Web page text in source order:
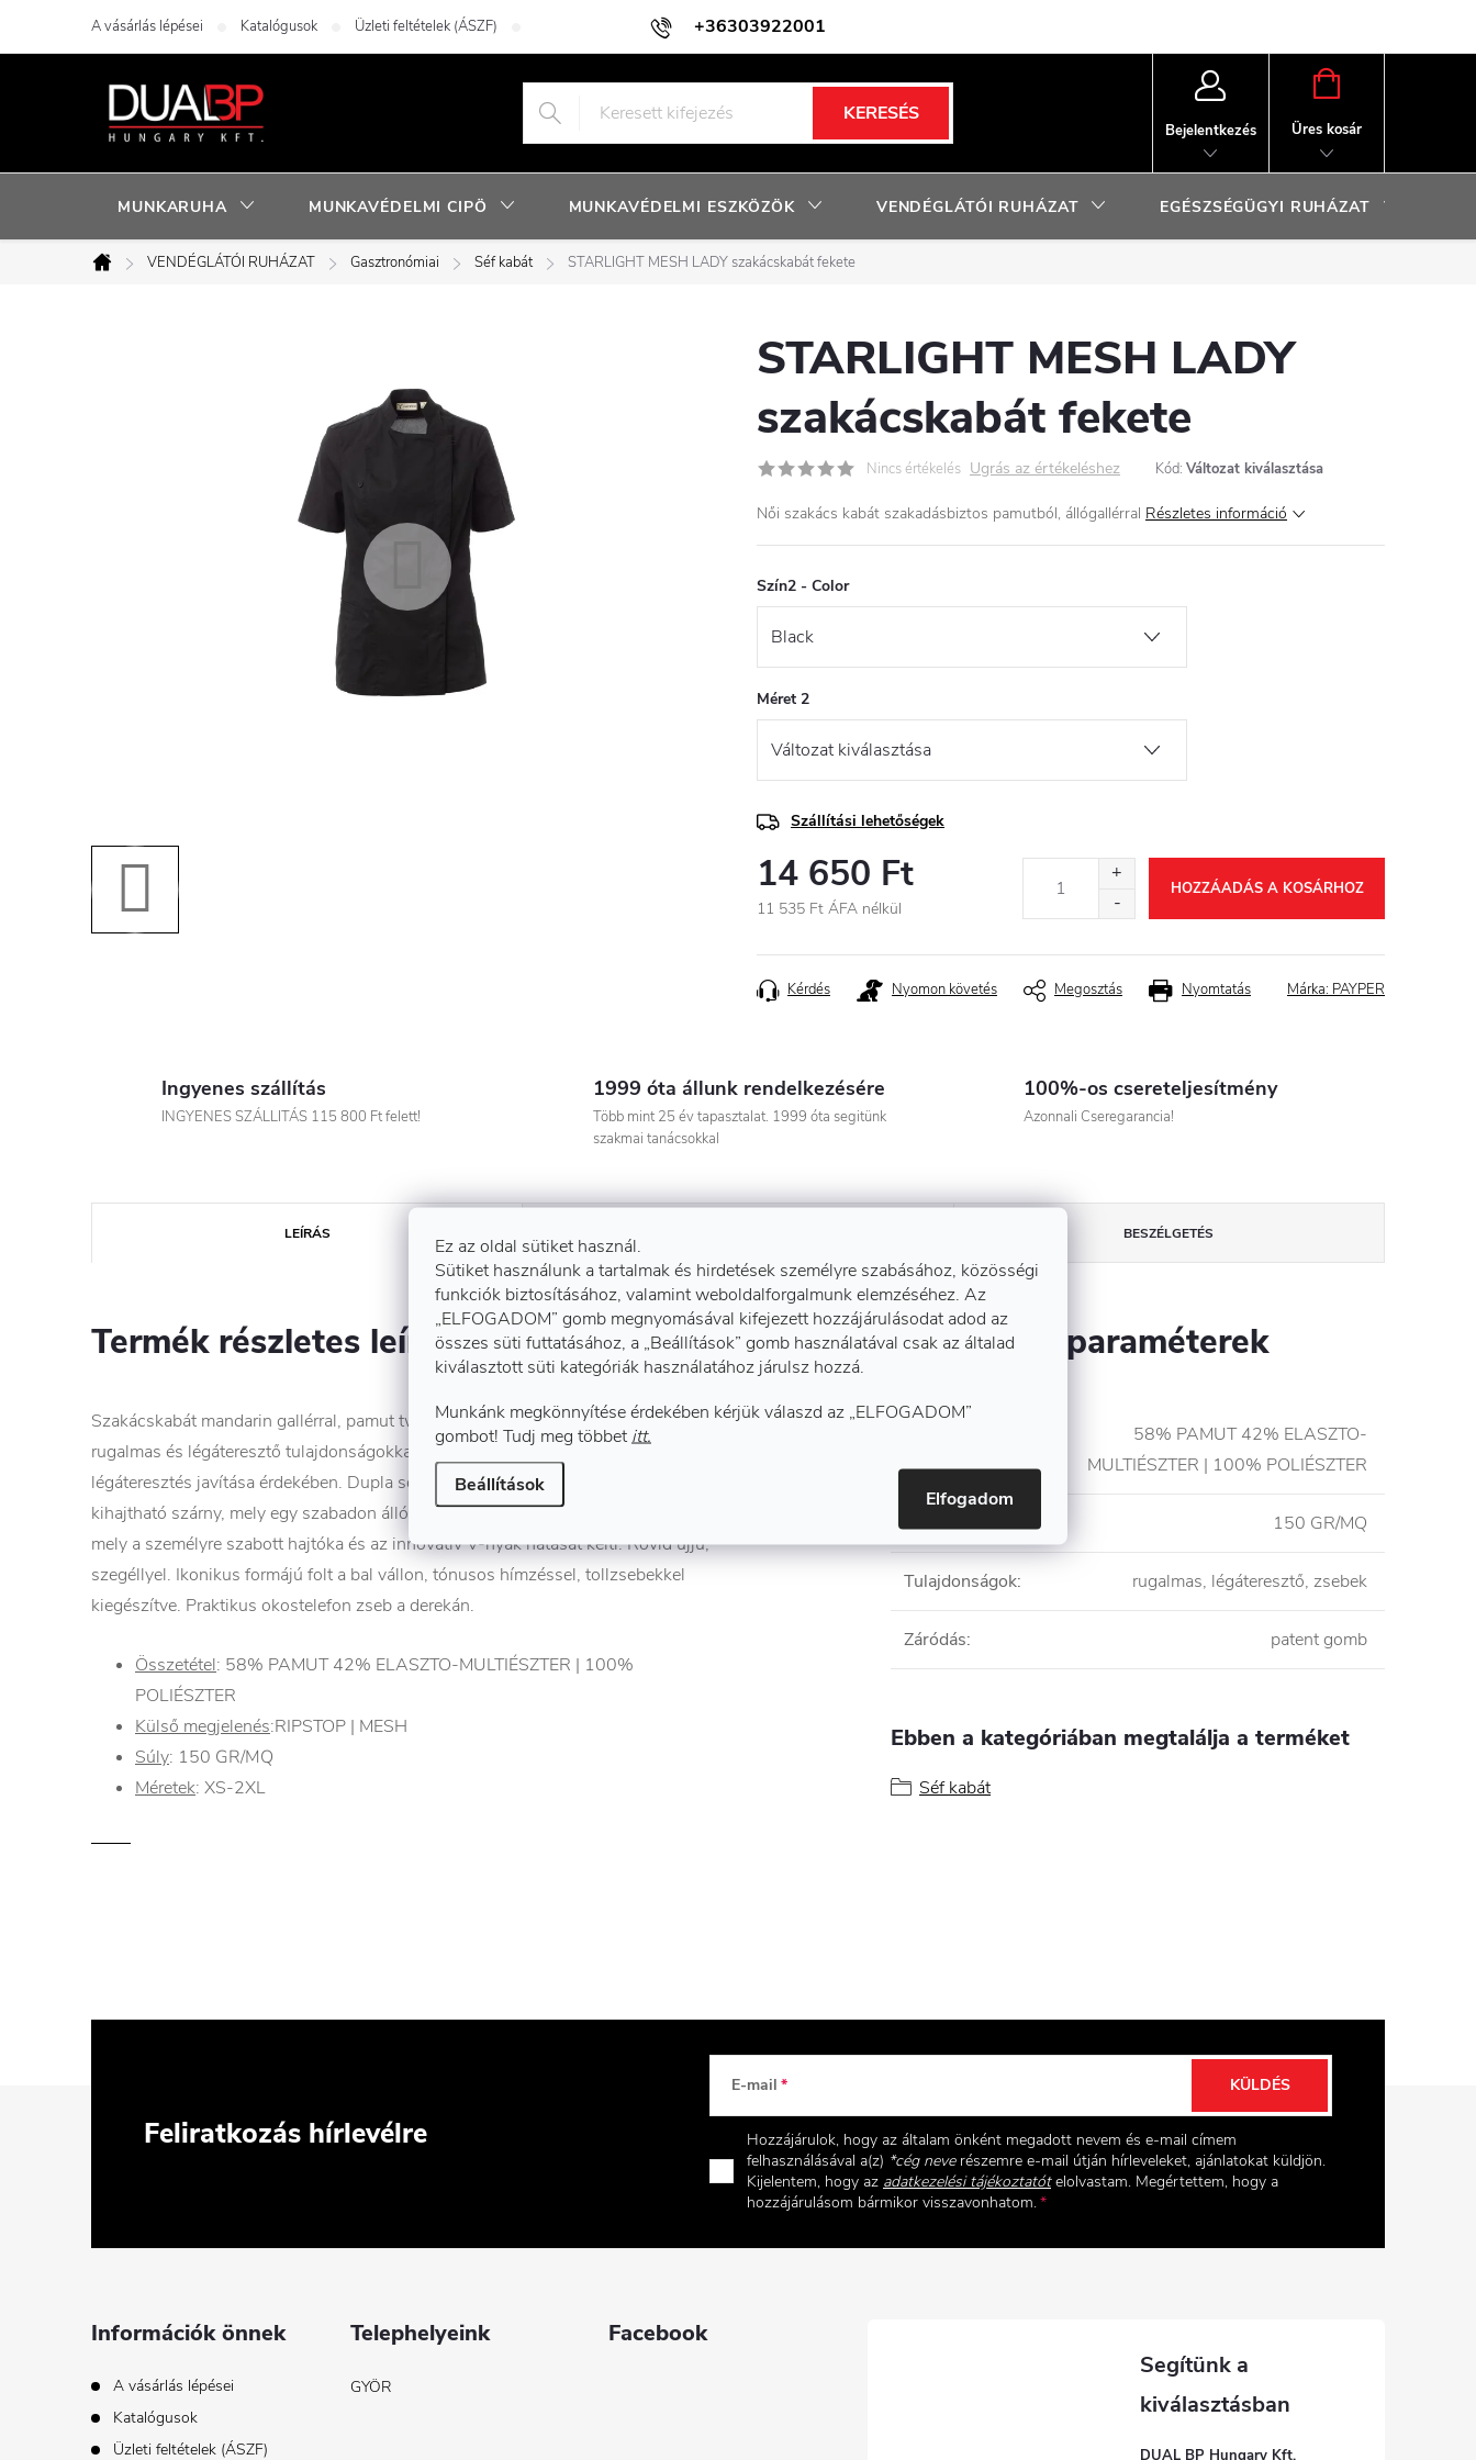
Ez az oldal sütiket használ.
Sütiket használunk a tartalmak és hirdetések személyre szabásához, közösségi
funkciók biztosításához, valamint weboldalforgalmunk elemzéséhez. Az
„ELFOGADOM” gomb megnyomásával kifejezett hozzájárulásodat adod az
összes süti futtatásához, a „Beállítások” gomb használatával csak az általad
kiválasztott süti kategóriák használatához járulsz hozzá.
Munkánk megkönnyítése érdekében kérjük válaszd az „ELFOGADOM”
gombot! Tudj meg többet itt.
Beállítások
Elfogadom
+36303922001
A vásárlás lépései Katalógusok Üzleti feltételek (ÁSZF) Adatkezelési tájékoztató Facebook nyereményjáték szabályzat
KERESÉS
Bejelentkezés
KOSÁR
Üres kosár
MUNKARUHA MUNKAVÉDELMI CIPÖ MUNKAVÉDELMI ESZKÖZÖK VENDÉGLÁTÓI RUHÁZAT EGÉSZSÉGÜGYI RUHÁZAT
Kezdőlap
VENDÉGLÁTÓI RUHÁZAT Gasztronómiai Séf kabát STARLIGHT MESH LADY szakácskabát fekete
STARLIGHT MESH LADY
szakácskabát fekete
Nincs értékelés Ugrás az értékeléshez Kód: Változat kiválasztása
Női szakács kabát szakadásbiztos pamutból, állógallérral Részletes információ
Szín2 - Color
Méret 2
Szállítási lehetőségek
14 650 Ft
11 535 Ft ÁFA nélkül
HOZZÁADÁS A KOSÁRHOZ
Nyomtatás
Kérdés Nyomon követés Megosztás Márka: PAYPER
Ingyenes szállítás
INGYENES SZÁLLITÁS 115 800 Ft felett!
1999 óta állunk rendelkezésére
Több mint 25 év tapasztalat. 1999 óta segitünk
szakmai tanácsokkal
100%-os csereteljesítmény
Azonnali Cseregarancia!
LEÍRÁS BESZÉLGETÉS
Termék részletes leírása
Szakácskabát mandarin gallérral, pamut twill és Lycra® T400® anyagból, kiváló
rugalmas és légáteresztő tulajdonságokkal, a hátrészen kényelmes, hálós anyaggal a
légáteresztés javítása érdekében. Dupla soros záródás pattintható gombokkal,
kihajtható szárny, mely egy szabadon álló gomb rögzítésével a mellkasra rögzíthető,
mely a személyre szabott hajtóka és az innovatív V-nyak hatását kelti. Rövid ujjú,
szegéllyel. Ikonikus formájú folt a bal vállon, tónusos hímzéssel, tollzsebekkel
kiegészítve. Praktikus okostelefon zseb a derekán.
Összetétel: 58% PAMUT 42% ELASZTO-MULTIÉSZTER | 100%
POLIÉSZTER
Külső megjelenés:RIPSTOP | MESH
Súly: 150 GR/MQ
Méretek: XS-2XL
Kiegészítő paraméterek
58% PAMUT 42% ELASZTO-
MULTIÉSZTER | 100% POLIÉSZTER
Súly: 150 GR/MQ
Tulajdonságok: rugalmas, légáteresztő, zsebek
Záródás: patent gomb
Ebben a kategóriában megtalálja a terméket
Séf kabát
Feliratkozás hírlevélre
E-mail
Hozzájárulok, hogy az általam önként megadott nevem és e-mail címem
felhasználásával a(z) *cég neverészemre e-mail útján hírleveleket, ajánlatokat küldjön.
Kijelentem, hogy az adatkezelési tájékoztatót elolvastam. Megértettem, hogy a
hozzájárulásom bármikor visszavonhatom.
KÜLDÉS
Információk önnek
A vásárlás lépései
Katalógusok
Üzleti feltételek (ÁSZF)
Telephelyeink
GYÖR
Facebook
DUAL BP Hungary Kft.